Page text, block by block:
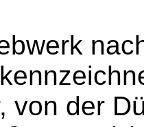
von der